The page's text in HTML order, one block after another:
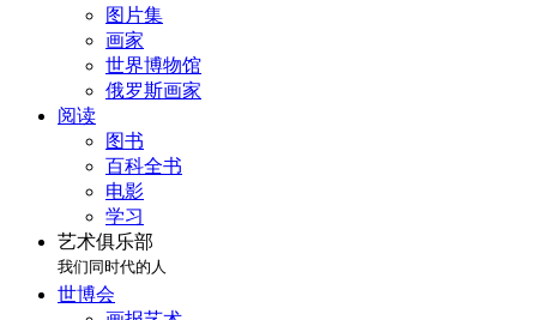
图片集
画家
世界博物馆
俄罗斯画家
阅读
图书
百科全书
电影
学习
艺术俱乐部
我们同时代的人
世博会